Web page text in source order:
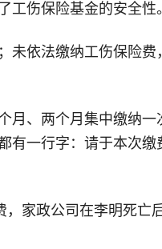
工伤保险基金的安全性。
未依法缴纳工伤保险
、两个月集中缴纳一
有一行字：请于本次
家政公司在李明死亡